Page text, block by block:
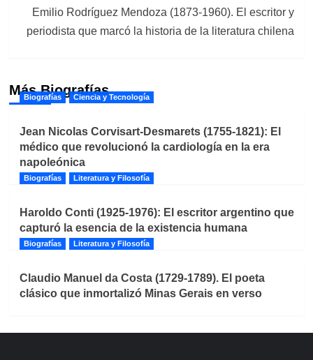
Emilio Rodríguez Mendoza (1873-1960). El escritor y
periodista que marcó la historia de la literatura chilena
Más Biografías
Biografías Ciencia y Tecnología
Jean Nicolas Corvisart-Desmarets (1755-1821): El
médico que revolucionó la cardiología en la era
napoleónica
Biografías Literatura y Filosofía
Haroldo Conti (1925-1976): El escritor argentino que
capturó la esencia de la existencia humana
Biografías Literatura y Filosofía
Claudio Manuel da Costa (1729-1789). El poeta
clásico que inmortalizó Minas Gerais en verso